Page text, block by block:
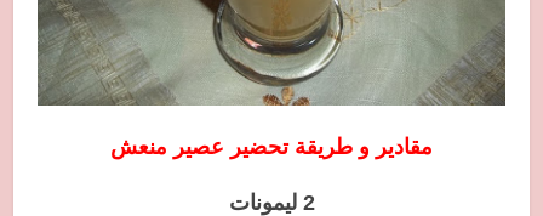
مقادير و طريقة تحضير عصير منعش
2 ليمونات